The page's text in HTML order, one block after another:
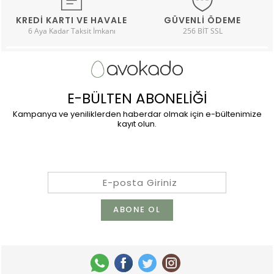
KREDI KARTI VE HAVALE
6 Aya Kadar Taksit İmkanı
GÜVENLI ÖDEME
256 BİT SSL
E-BÜLTEN ABONELİĞİ
Kampanya ve yeniliklerden haberdar olmak için e-bültenimize
kayıt olun.